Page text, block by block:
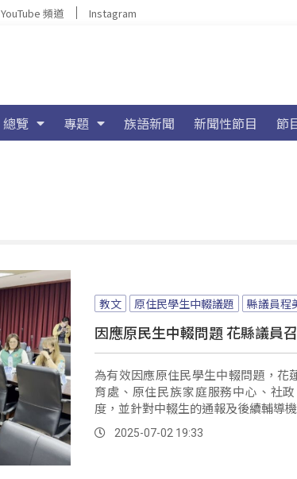
YouTube 頻道 Instagram
總覽 專題 族語新聞 新聞性節目 節
教文 原住民學生中輟議題 縣議員程
因應原民生中輟問題 花縣議員
為有效因應原住民學生中輟問題，花
育處、原住民族家庭服務中心、社
度，並針對中輟生的通報及後續輔導
2025-07-02 19:33